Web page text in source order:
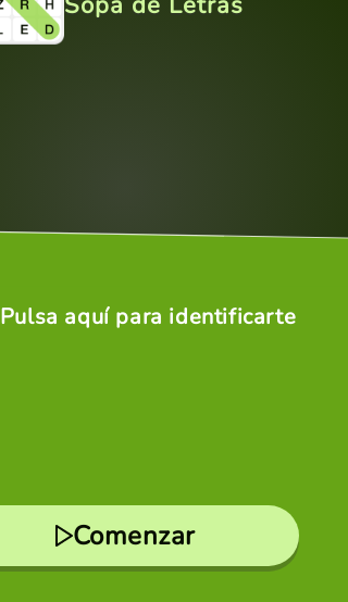
Pulsa aquí para identificarte
Comenzar